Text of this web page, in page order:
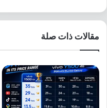
مقالات ذات صلة